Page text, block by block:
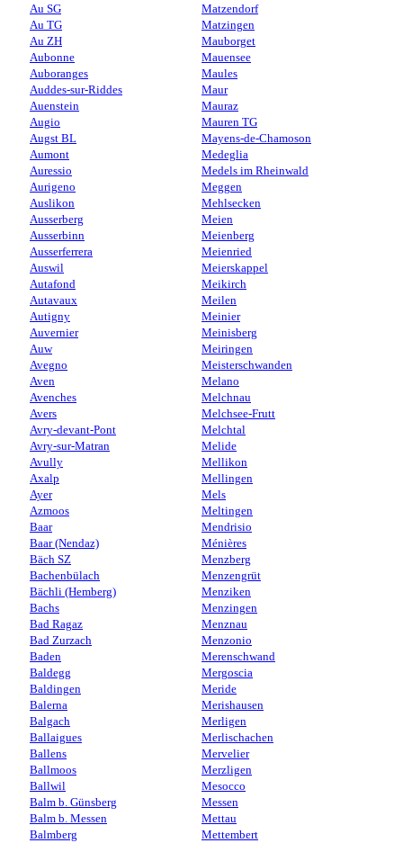
Au SG
Au TG
Au ZH
Aubonne
Auboranges
Auddes-sur-Riddes
Auenstein
Augio
Augst BL
Aumont
Auressio
Aurigeno
Auslikon
Ausserberg
Ausserbinn
Ausserferrera
Auswil
Autafond
Autavaux
Autigny
Auvernier
Auw
Avegno
Aven
Avenches
Avers
Avry-devant-Pont
Avry-sur-Matran
Avully
Axalp
Ayer
Azmoos
Baar
Baar (Nendaz)
Bäch SZ
Bachenbülach
Bächli (Hemberg)
Bachs
Bad Ragaz
Bad Zurzach
Baden
Baldegg
Baldingen
Balerna
Balgach
Ballaigues
Ballens
Ballmoos
Ballwil
Balm b. Günsberg
Balm b. Messen
Balmberg
Matzendorf
Matzingen
Mauborget
Mauensee
Maules
Maur
Mauraz
Mauren TG
Mayens-de-Chamoson
Medeglia
Medels im Rheinwald
Meggen
Mehlsecken
Meien
Meienberg
Meienried
Meierskappel
Meikirch
Meilen
Meinier
Meinisberg
Meiringen
Meisterschwanden
Melano
Melchnau
Melchsee-Frutt
Melchtal
Melide
Mellikon
Mellingen
Mels
Meltingen
Mendrisio
Ménières
Menzberg
Menzengrüt
Menziken
Menzingen
Menznau
Menzonio
Merenschwand
Mergoscia
Meride
Merishausen
Merligen
Merlischachen
Mervelier
Merzligen
Mesocco
Messen
Mettau
Mettembert